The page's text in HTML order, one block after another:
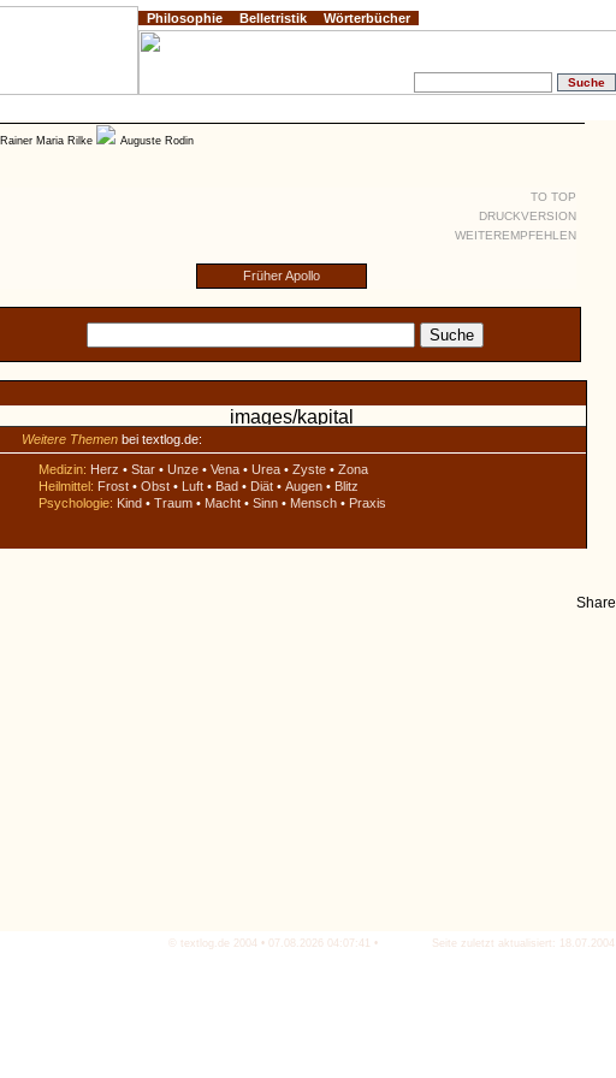
Philosophie Belletristik Wörterbücher
Rainer Maria Rilke Auguste Rodin
TO TOP
DRUCKVERSION
WEITEREMPFEHLEN
Früher Apollo
Weitere Themen bei textlog.de:
Medizin: Herz • Star • Unze • Vena • Urea • Zyste • Zona
Heilmittel: Frost • Obst • Luft • Bad • Diät • Augen • Blitz
Psychologie: Kind • Traum • Macht • Sinn • Mensch • Praxis
Share
© textlog.de 2004 • 07.08.2026 04:07:41 • Seite zuletzt aktualisiert: 18.07.2004